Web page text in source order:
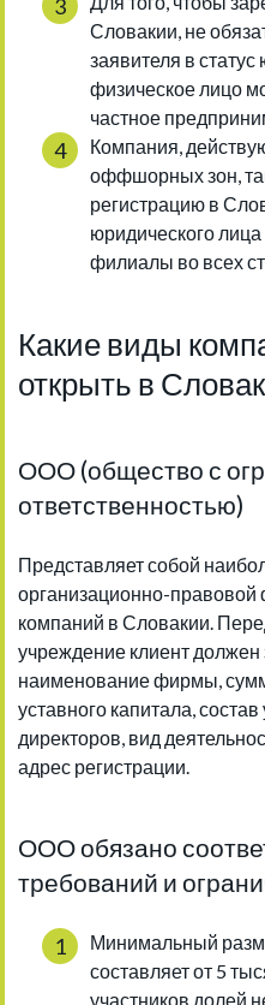
Словакии, не
заявителя в
физическое лицо
частное
Компания,
оффшорных зон,
регистрацию в
юридического
филиалы во всех
Какие виды
открыть в
ООО (общество с
ответственностью)
Представляет собой
организационно-
компаний в Словакии.
учреждение клиент должен
наименование фирмы,
уставного капитала,
директоров, вид
адрес регистрации.
ООО обязано
требований и
Минимальный
составляет от 5
участников долей